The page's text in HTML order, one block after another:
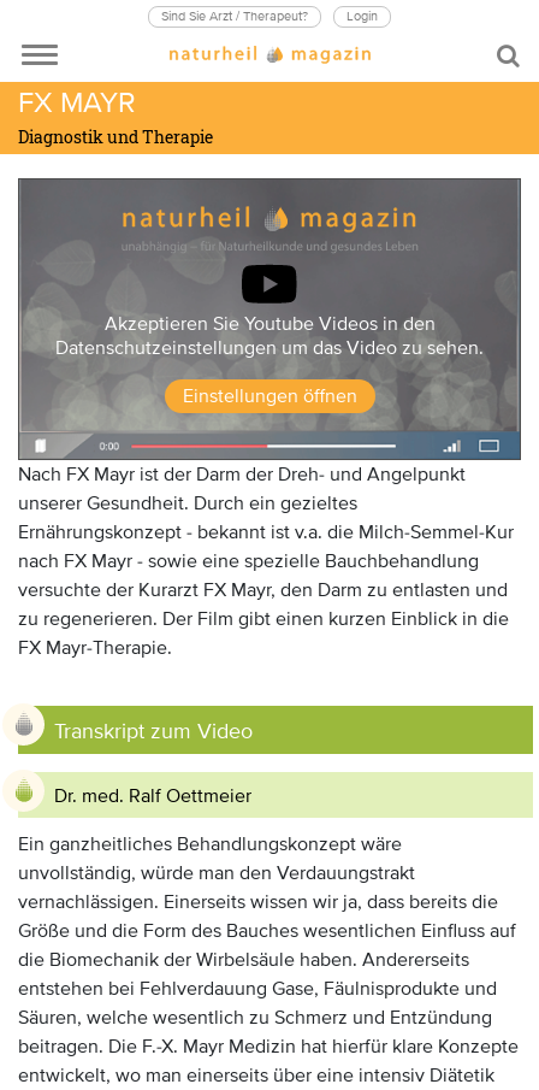
Sind Sie Arzt / Therapeut? Login
FX MAYR
Diagnostik und Therapie
Akzeptieren Sie Youtube Videos in den
Datenschutzeinstellungen um das Video zu sehen.
Einstellungen öffnen
Nach FX Mayr ist der Darm der Dreh- und Angelpunkt
unserer Gesundheit. Durch ein gezieltes
Ernährungskonzept - bekannt ist v.a. die Milch-Semmel-Kur
nach FX Mayr - sowie eine spezielle Bauchbehandlung
versuchte der Kurarzt FX Mayr, den Darm zu entlasten und
zu regenerieren. Der Film gibt einen kurzen Einblick in die
FX Mayr-Therapie.
Transkript zum Video
Dr. med. Ralf Oettmeier
Ein ganzheitliches Behandlungskonzept wäre
unvollständig, würde man den Verdauungstrakt
vernachlässigen. Einerseits wissen wir ja, dass bereits die
Größe und die Form des Bauches wesentlichen Einfluss auf
die Biomechanik der Wirbelsäule haben. Andererseits
entstehen bei Fehlverdauung Gase, Fäulnisprodukte und
Säuren, welche wesentlich zu Schmerz und Entzündung
beitragen. Die F.-X. Mayr Medizin hat hierfür klare Konzepte
entwickelt, wo man einerseits über eine intensiv Diätetik